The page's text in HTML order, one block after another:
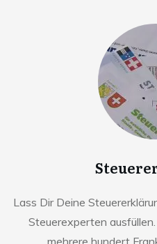
Lass Dir Deine
Steuerexperten
mehrere hundert